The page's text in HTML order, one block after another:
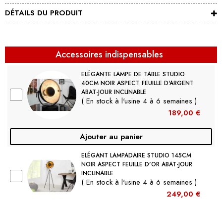
DÉTAILS DU PRODUIT
Accessoires indispensables
ELÉGANTE LAMPE DE TABLE STUDIO
40CM NOIR ASPECT FEUILLE D'ARGENT
ABAT-JOUR INCLINABLE
( En stock à l'usine 4 à 6 semaines )
189,00 €
Ajouter au panier
ELÉGANT LAMPADAIRE STUDIO 145CM
NOIR ASPECT FEUILLE D'OR ABAT-JOUR
INCLINABLE
( En stock à l'usine 4 à 6 semaines )
249,00 €